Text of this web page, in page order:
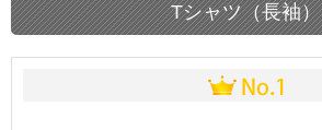
Tシャツ（長袖）